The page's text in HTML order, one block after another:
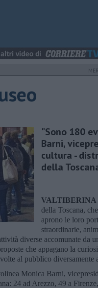
"Sono 180
Barni,
cultura -
della
della Toscana,
aprono le loro
straordinarie,
diverse accomunate da
che appagano la
al pubblico diversamente
Monica Barni,
24 ad Arezzo, 49 a